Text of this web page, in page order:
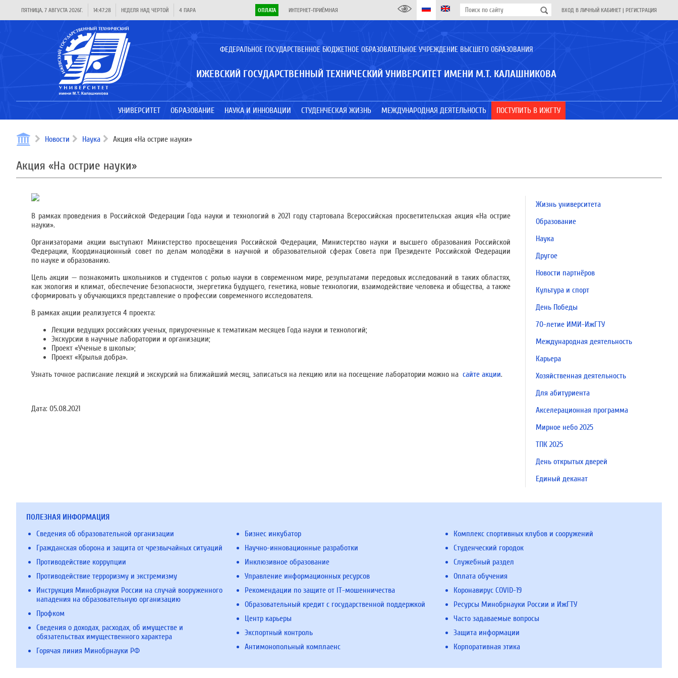
ПЯТНИЦА, 7 АВГУСТА 2026Г. 14:47:28 НЕДЕЛЯ НАД ЧЕРТОЙ 4 ПАРА ОПЛАТА ИНТЕРНЕТ-ПРИЁМНАЯ ВХОД В ЛИЧНЫЙ КАБИНЕТ | РЕГИСТРАЦИЯ
ФЕДЕРАЛЬНОЕ ГОСУДАРСТВЕННОЕ БЮДЖЕТНОЕ ОБРАЗОВАТЕЛЬНОЕ УЧРЕЖДЕНИЕ ВЫСШЕГО ОБРАЗОВАНИЯ
ИЖЕВСКИЙ ГОСУДАРСТВЕННЫЙ ТЕХНИЧЕСКИЙ УНИВЕРСИТЕТ ИМЕНИ М.Т. КАЛАШНИКОВА
УНИВЕРСИТЕТ ОБРАЗОВАНИЕ НАУКА И ИННОВАЦИИ СТУДЕНЧЕСКАЯ ЖИЗНЬ МЕЖДУНАРОДНАЯ ДЕЯТЕЛЬНОСТЬ ПОСТУПИТЬ В ИЖГТУ
Новости Наука Акция «На острие науки»
Акция «На острие науки»
В рамках проведения в Российской Федерации Года науки и технологий в 2021 году стартовала Всероссийская просветительская акция «На острие
науки».
Организаторами акции выступают Министерство просвещения Российской Федерации, Министерство науки и высшего образования Российской
Федерации, Координационный совет по делам молодёжи в научной и образовательной сферах Совета при Президенте Российской Федерации
по науке и образованию.
Цель акции — познакомить школьников и студентов с ролью науки в современном мире, результатами передовых исследований в таких областях,
как экология и климат, обеспечение безопасности, энергетика будущего, генетика, новые технологии, взаимодействие человека и общества, а также
сформировать у обучающихся представление о профессии современного исследователя.
В рамках акции реализуется 4 проекта:
Лекции ведущих российских ученых, приуроченные к тематикам месяцев Года науки и технологий;
Экскурсии в научные лаборатории и организации;
Проект «Ученые в школы»;
Проект «Крылья добра».
Узнать точное расписание лекций и экскурсий на ближайший месяц, записаться на лекцию или на посещение лаборатории можно на сайте акции.
Дата: 05.08.2021
Жизнь университета
Образование
Наука
Другое
Новости партнёров
Культура и спорт
День Победы
70-летие ИМИ-ИжГТУ
Международная деятельность
Карьера
Хозяйственная деятельность
Для абитуриента
Акселерационная программа
Мирное небо 2025
ТПК 2025
День открытых дверей
Единый деканат
ПОЛЕЗНАЯ ИНФОРМАЦИЯ
Сведения об образовательной организации
Гражданская оборона и защита от чрезвычайных ситуаций
Противодействие коррупции
Противодействие терроризму и экстремизму
Инструкция Минобрнауки России на случай вооруженного
нападения на образовательную организацию
Профком
Сведения о доходах, расходах, об имуществе и
обязательствах имущественного характера
Горячая линия Минобрнауки РФ
Бизнес инкубатор
Научно-инновационные разработки
Инклюзивное образование
Управление информационных ресурсов
Рекомендации по защите от IT-мошенничества
Образовательный кредит с государственной поддержкой
Центр карьеры
Экспортный контроль
Антимонопольный комплаенс
Комплекс спортивных клубов и сооружений
Студенческий городок
Служебный раздел
Оплата обучения
Коронавирус COVID-19
Ресурсы Минобрнауки России и ИжГТУ
Часто задаваемые вопросы
Защита информации
Корпоративная этика